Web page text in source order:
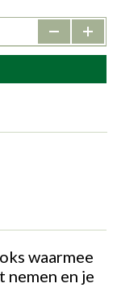
- +
waarmee
nemen en je